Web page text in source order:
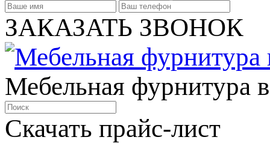
ЗАКАЗАТЬ ЗВОНОК
Мебельная фурнитура
Скачать прайс-лист